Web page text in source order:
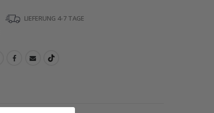
LIEFERUNG 4-7 TAGE